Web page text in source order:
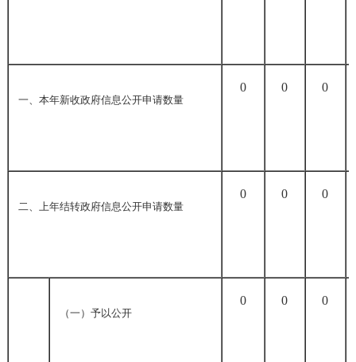
一、本年新收政府信息公开申请数量
0 0 0
二、上年结转政府信息公开申请数量
0 0 0
（一）予以公开
0 0 0